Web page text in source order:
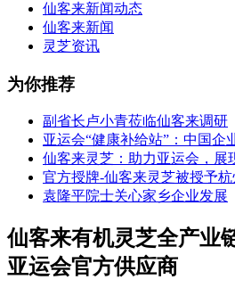
仙客来新闻动态
仙客来新闻
灵芝资讯
为你推荐
副省长卢小青莅临仙客来调研
亚运会“健康补给站”：中国
仙客来灵芝：助力亚运会，展
官方授牌-仙客来灵芝被授予
袁隆平院士关心家乡企业发展
仙客来有机灵芝全产业
亚运会官方供应商